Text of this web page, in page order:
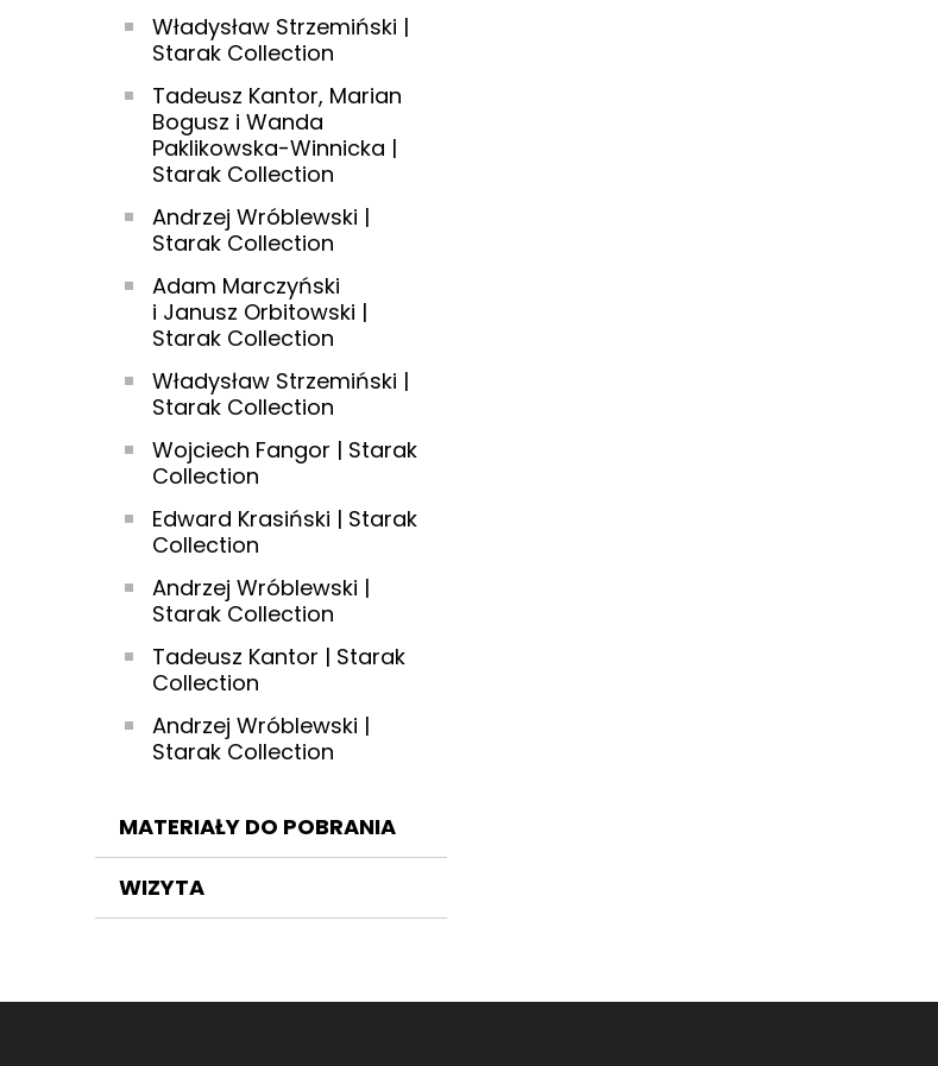
Władysław Strzemiński |
Starak Collection
Tadeusz Kantor, Marian
Bogusz i Wanda
Paklikowska-Winnicka |
Starak Collection
Andrzej Wróblewski |
Starak Collection
Adam Marczyński
i Janusz Orbitowski |
Starak Collection
Władysław Strzemiński |
Starak Collection
Wojciech Fangor | Starak
Collection
Edward Krasiński | Starak
Collection
Andrzej Wróblewski |
Starak Collection
Tadeusz Kantor | Starak
Collection
Andrzej Wróblewski |
Starak Collection
MATERIAŁY DO POBRANIA
WIZYTA